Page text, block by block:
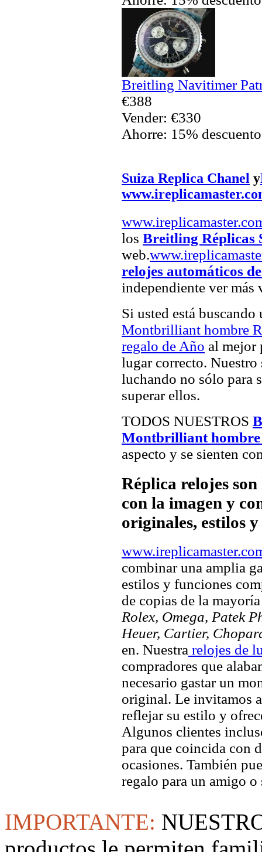
Breitling Navitimer
€388
Vender: €330
Ahorre: 15% descuento
Suiza Replica Chanel y
los Breitling Réplicas
web.
relojes automáticos
independiente ver más
Si usted está
Montbrilliant hombre
regalo de Año al mejor
lugar correcto. Nuestro
luchando no sólo para
superar ellos.
TODOS NUESTROS
Montbrilliant hombre
aspecto y se sienten
Réplica relojes
con la imagen y
originales, estilos
combinar una amplia
estilos y funciones
de copias de la
Rolex, Omega, Patek
Heuer, Cartier,
en. Nuestra relojes de
compradores que
necesario gastar un
original. Le invitamos
reflejar su estilo y
Algunos clientes
para que coincida con
ocasiones. También
regalo para un amigo o
IMPORTANTE: